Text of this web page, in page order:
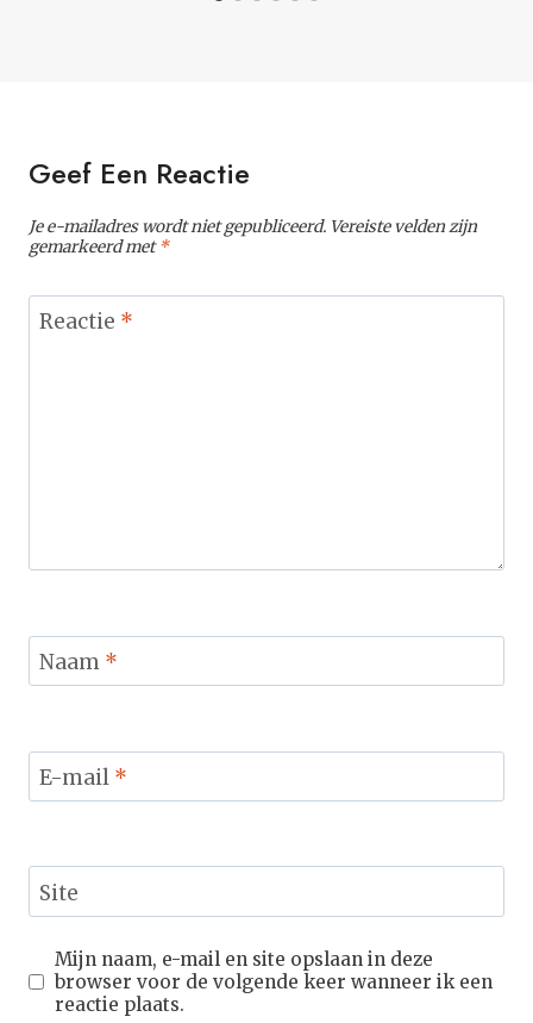
Geef Een Reactie
Je e-mailadres wordt niet gepubliceerd. Vereiste velden zijn
gemarkeerd met*
Reactie *
Naam *
E-mail *
Site
Mijn naam, e-mail en site opslaan in deze
browser voor de volgende keer wanneer ik een
reactie plaats.